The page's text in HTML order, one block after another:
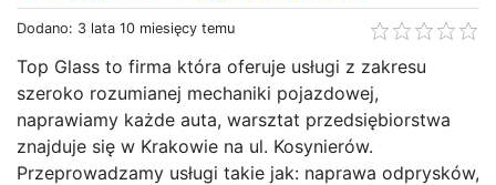
Dodano: 3 lata 10 miesięcy temu
Top Glass to firma która oferuje usługi z zakresu
szeroko rozumianej mechaniki pojazdowej,
naprawiamy każde auta, warsztat przedsiębiorstwa
znajduje się w Krakowie na ul. Kosynierów.
Przeprowadzamy usługi takie jak: naprawa odprysków,